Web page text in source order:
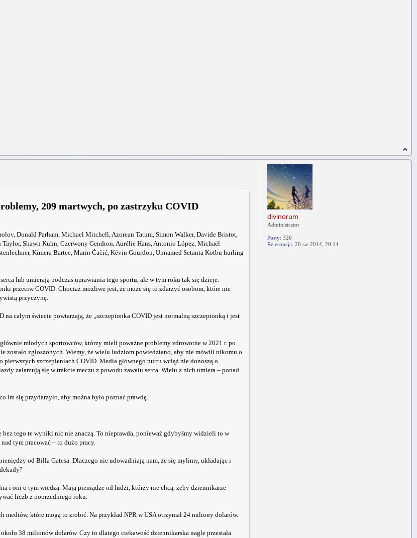
209 martwych, po zastrzyku COVID
Donald Parham, Michael Mitchell, Azorean Tatum, Simon Walker, Davide Bristot,
Taylor, Shawn Kuhn, Czerwony Gendron, Aurélie Hans, Antonio López, Michaël
Kimera Bartee, Marin Čačić, Kévin Gourdon, Unnamed Setanta Kotbu hurling
lub umierają podczas uprawiania tego sportu, ale w tym roku tak się dzieje.
przeciw COVID. Chociaż możliwe jest, że może się to zdarzyć osobom, które nie
przyczynę.
całym świecie powtarzają, że „szczepionka COVID jest normalną szczepionką i jest
młodych sportowców, którzy mieli poważne problemy zdrowotne w 2021 r. po
zgłoszonych. Wiemy, że wielu ludziom powiedziano, aby nie mówili nikomu o
szczepieniach COVID. Media głównego nurtu wciąż nie donoszą o
załamują się w trakcie meczu z powodu zawału serca. Wielu z nich umiera – ponad
się przydarzyło, aby można było poznać prawdę.
tego te wyniki nic nie znaczą. To nieprawda, ponieważ gdybyśmy widzieli to w
tym pracować – to dużo pracy.
od Billa Gatesa. Dlaczego nie udowadniają nam, że się mylimy, układając i
i oni o tym wiedzą. Mają pieniądze od ludzi, którzy nie chcą, żeby dziennikarze
liczb z poprzedniego roku.
mediów, które mogą to zrobić. Na przykład NPR w USA otrzymał 24 miliony dolarów.
38 milionów dolarów. Czy to dlatego ciekawość dziennikarska nagle przestała
divinorum
Administrator
Posty: 326
Rejestracja: 20 sie 2014, 20:14